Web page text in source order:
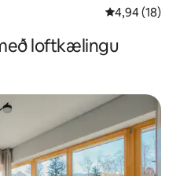
4,94 af 5 í
4,94 (18)
loftkælingu